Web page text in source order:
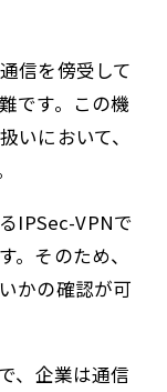
信を傍受して
です。この機
いにおいて、
IPSec-VPNで
。そのため、
かの確認が可
、企業は通信